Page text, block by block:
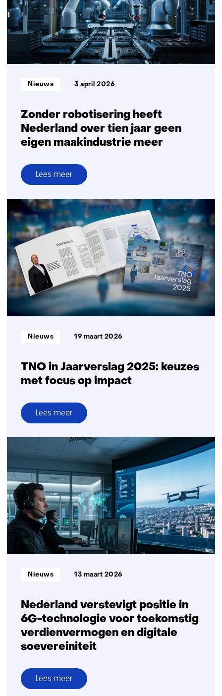
samenwerking
in
de
verdere
ontwikkeling
van
technologie
Zonder robotisering heeft
Nederland over tien jaar geen
eigen maakindustrie meer
Informatietype:
Nieuws 3 april 2026
Lees meer
over
Zonder
robotisering
heeft
Nederland
tien
jaar
geen
eigen
maakindustrie
meer
TNO in Jaarverslag 2025: keuzes
met focus op impact
Informatietype:
Nieuws 19 maart 2026
Lees meer
over
TNO
Jaarverslag
2025:
keuzes
met
focus
op
impact
Nederland verstevigt positie in
6G-technologie voor toekomstig
verdienvermogen en digitale
soevereiniteit
Informatietype:
Nieuws 13 maart 2026
Lees meer
over